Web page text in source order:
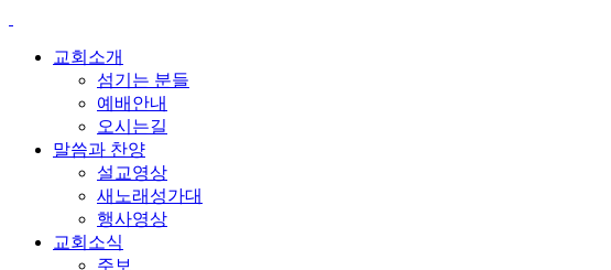
교회소개
섬기는 분들
예배안내
오시는길
말씀과 찬양
설교영상
새노래성가대
행사영상
교회소식
주보